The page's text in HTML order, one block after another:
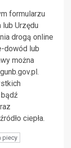
formularzu
lub Urzędu
drogą online
dowód lub
można
ciepła.
piecy